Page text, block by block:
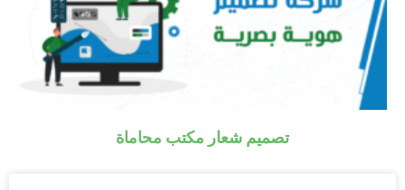
تصميم شعار مكتب محاماة